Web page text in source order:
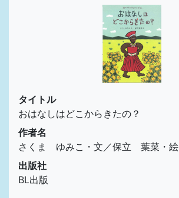
タイトル
おはなしはどこからきたの？
作者名
さくま ゆみこ・文／保立 葉菜・絵
出版社
BL出版